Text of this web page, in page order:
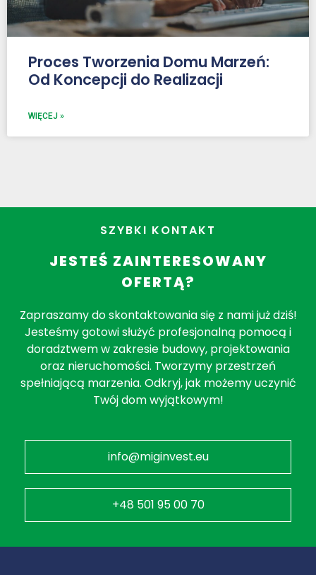
Proces Tworzenia Domu Marzeń:
Od Koncepcji do Realizacji
WIĘCEJ »
SZYBKI KONTAKT
JESTEŚ ZAINTERESOWANY
OFERTĄ?
Zapraszamy do skontaktowania się z nami już dziś!
Jesteśmy gotowi służyć profesjonalną pomocą i
doradztwem w zakresie budowy, projektowania
oraz nieruchomości. Tworzymy przestrzeń
spełniającą marzenia. Odkryj, jak możemy uczynić
Twój dom wyjątkowym!
info@miginvest.eu
+48 501 95 00 70